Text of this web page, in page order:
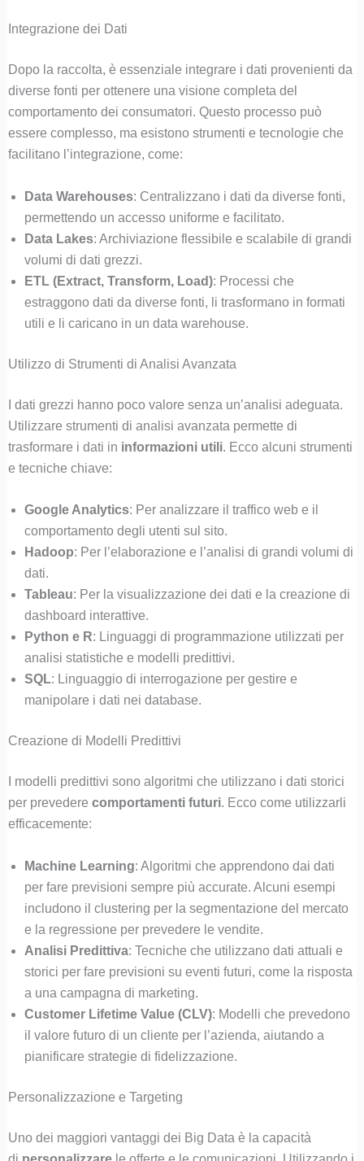
Integrazione dei Dati
Dopo la raccolta, è essenziale integrare i dati provenienti da
diverse fonti per ottenere una visione completa del
comportamento dei consumatori. Questo processo può
essere complesso, ma esistono strumenti e tecnologie che
facilitano l’integrazione, come:
Data Warehouses: Centralizzano i dati da diverse fonti,
permettendo un accesso uniforme e facilitato.
Data Lakes: Archiviazione flessibile e scalabile di grandi
volumi di dati grezzi.
ETL (Extract, Transform, Load): Processi che
estraggono dati da diverse fonti, li trasformano in formati
utili e li caricano in un data warehouse.
Utilizzo di Strumenti di Analisi Avanzata
I dati grezzi hanno poco valore senza un’analisi adeguata.
Utilizzare strumenti di analisi avanzata permette di
trasformare i dati in informazioni utili. Ecco alcuni strumenti
e tecniche chiave:
Google Analytics: Per analizzare il traffico web e il
comportamento degli utenti sul sito.
Hadoop: Per l’elaborazione e l’analisi di grandi volumi di
dati.
Tableau: Per la visualizzazione dei dati e la creazione di
dashboard interattive.
Python e R: Linguaggi di programmazione utilizzati per
analisi statistiche e modelli predittivi.
SQL: Linguaggio di interrogazione per gestire e
manipolare i dati nei database.
Creazione di Modelli Predittivi
I modelli predittivi sono algoritmi che utilizzano i dati storici
per prevedere comportamenti futuri. Ecco come utilizzarli
efficacemente:
Machine Learning: Algoritmi che apprendono dai dati
per fare previsioni sempre più accurate. Alcuni esempi
includono il clustering per la segmentazione del mercato
e la regressione per prevedere le vendite.
Analisi Predittiva: Tecniche che utilizzano dati attuali e
storici per fare previsioni su eventi futuri, come la risposta
a una campagna di marketing.
Customer Lifetime Value (CLV): Modelli che prevedono
il valore futuro di un cliente per l’azienda, aiutando a
pianificare strategie di fidelizzazione.
Personalizzazione e Targeting
Uno dei maggiori vantaggi dei Big Data è la capacità